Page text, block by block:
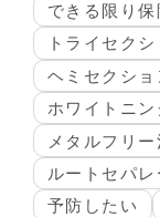
できる限り
トライセク
ヘミセクショ
ホワイトニン
メタルフリー
ルートセパレ
予防したい